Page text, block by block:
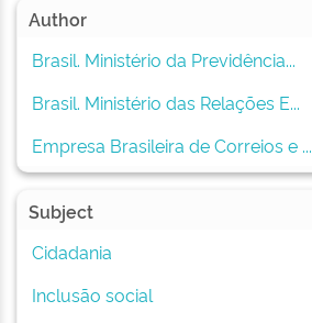
Author
Brasil. Ministério da Previdência...
Brasil. Ministério das Relações E...
Empresa Brasileira de Correios e ...
Subject
Cidadania
Inclusão social